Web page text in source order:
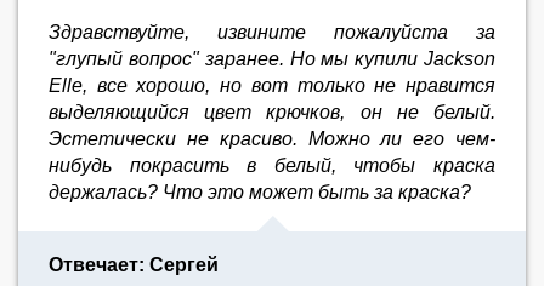
Здравствуйте, извините пожалуйста за
"глупый вопрос" заранее. Но мы купили Jackson
Elle, все хорошо, но вот только не нравится
выделяющийся цвет крючков, он не белый.
Эстетически не красиво. Можно ли его чем-
нибудь покрасить в белый, чтобы краска
держалась? Что это может быть за краска?
Отвечает: Сергей